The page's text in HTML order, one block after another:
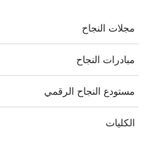
مجلات النجاح
مبادرات النجاح
مستودع النجاح الرقمي
الكليات